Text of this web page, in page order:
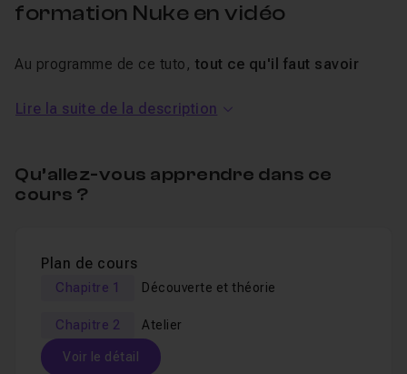
formation Nuke en vidéo
Au programme de ce tuto, tout ce qu'il faut savoir
solidesqui vous permettront de continuer vers un
Ce tuto se repose sur un plan relativement simple afin
La formation couvre la découverte de l'interface
telles que letracking 2D
dans le plan, l'intégration
Lire la suite de la description
Qu’allez-vous apprendre dans ce
cours ?
Plan de cours
Chapitre 1 Découverte et théorie
Chapitre 2 Atelier
Voir le détail